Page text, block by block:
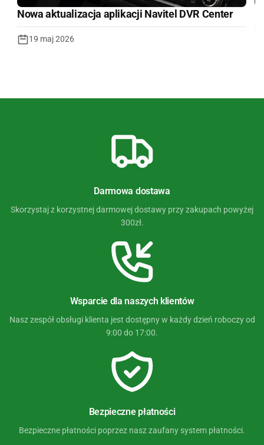
Nowa aktualizacja aplikacji Navitel DVR Center
19 maj 2026
Darmowa dostawa
Skorzystaj z korzystnej darmowej dostawy przy zakupach powyżej
300zł.
Wsparcie dla naszych klientów
Nasz zespół obsługi klienta jest dostępny w każdy dzień roboczy od
9:00 do 17:00.
Bezpieczne płatności
Bezpieczne płatności poprzez nasz zaufany system płatności.